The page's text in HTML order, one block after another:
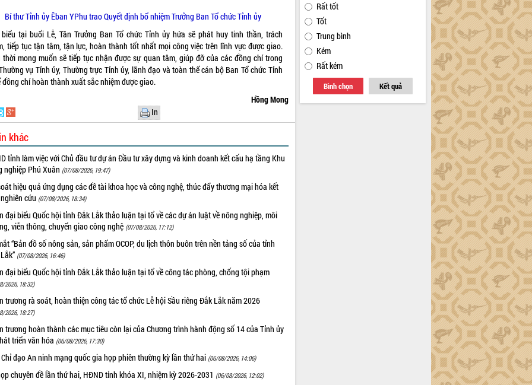
Bí thư Tỉnh ủy Êban YPhu trao Quyết định bổ nhiệm Trưởng Ban Tổ chức Tỉnh ủy
tại buổi Lễ, Tân Trưởng Ban Tổ chức Tỉnh ủy hứa sẽ phát huy tinh thần, trách
tiếp tục tận tâm, tận lực, hoàn thành tốt nhất mọi công việc trên lĩnh vực được giao.
thời mong muốn sẽ tiếp tục nhận được sự quan tâm, giúp đỡ của các đồng chí trong
vụ Tỉnh ủy, Thường trực Tỉnh ủy, lãnh đạo và toàn thể cán bộ Ban Tổ chức Tỉnh
đồng chí hoàn thành xuất sắc nhiệm được giao.
Hồng Mong
In
khác
tỉnh làm việc với Chủ đầu tư dự án Đầu tư xây dựng và kinh doanh kết cấu hạ tầng Khu
nghiệp Phú Xuân (07/08/2026, 19:47)
hiệu quả ứng dụng các đề tài khoa học và công nghệ, thúc đẩy thương mại hóa kết
cứu (07/08/2026, 18:34)
đại biểu Quốc hội tỉnh Đắk Lắk thảo luận tại tổ về các dự án luật về nông nghiệp, môi
viễn thông, chuyển giao công nghệ (07/08/2026, 17:12)
“Bản đồ số nông sản, sản phẩm OCOP, du lịch thôn buôn trên nền tảng số của tỉnh
(07/08/2026, 16:46)
đại biểu Quốc hội tỉnh Đắk Lắk thảo luận tại tổ về công tác phòng, chống tội phạm
2026, 18:32)
trương rà soát, hoàn thiện công tác tổ chức Lễ hội Sầu riêng Đắk Lắk năm 2026
2026, 18:27)
trương hoàn thành các mục tiêu còn lại của Chương trình hành động số 14 của Tỉnh ủy
triển văn hóa (06/08/2026, 17:30)
đạo An ninh mạng quốc gia họp phiên thường kỳ lần thứ hai (06/08/2026, 14:06)
chuyên đề lần thứ hai, HĐND tỉnh khóa XI, nhiệm kỳ 2026-2031 (06/08/2026, 12:02)
Rất tốt
Tốt
Trung bình
Kém
Rất kém
Bình chọn Kết quả